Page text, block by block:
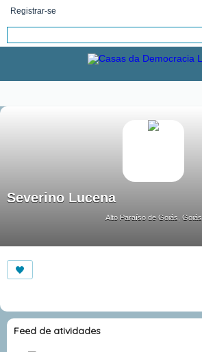
Registrar-se
Severino Lucena
Alto Paraíso de Goiás, Goiás
Feed de atividades